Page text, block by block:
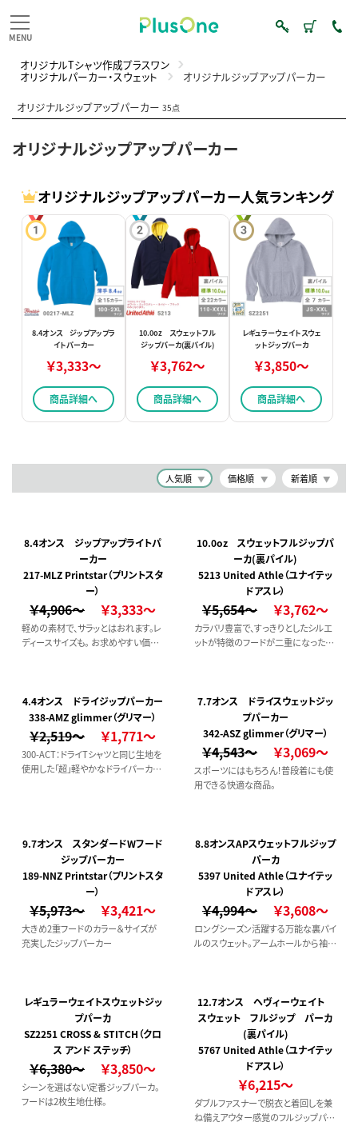
オリジナルTシャツ作成プラスワン
オリジナルパーカー・スウェット オリジナルジップアップパーカー
オリジナルジップアップパーカー35点
オリジナルジップアップパーカー
オリジナルジップアップパーカー人気ランキング
8.4オンス ジップアップラ
イトパーカー
￥3,333～
商品詳細へ
10.0oz スウェットフル
ジップパーカ(裏パイル)
￥3,762～
商品詳細へ
レギュラーウェイトスウェ
ットジップパーカ
￥3,850～
商品詳細へ
人気順 価格順 新着順
8.4オンス ジップアップライトパ
ーカー
217-MLZ Printstar（プリントスタ
ー）
￥4,906～ ￥3,333～
軽めの素材で、サラッとはおれます。レ
ディースサイズも。 お求めやすい価格
10.0oz スウェットフルジップパ
ーカ(裏パイル)
5213 United Athle（ユナイテッ
ドアスレ）
￥5,654～ ￥3,762～
カラバリ豊富で、すっきりとしたシルエ
ットが特徴のフードが二重になったジ
4.4オンス ドライジップパーカー
338-AMZ glimmer（グリマー）
￥2,519～ ￥1,771～
300-ACT：ドライTシャツと同じ生地を
使用した「超」軽やかなドライパーカー
7.7オンス ドライスウェットジッ
プパーカー
342-ASZ glimmer（グリマー）
￥4,543～ ￥3,069～
スポーツにはもちろん！普段着にも使
用できる快適な商品。
9.7オンス スタンダードWフード
ジップパーカー
189-NNZ Printstar（プリントスタ
ー）
￥5,973～ ￥3,421～
大きめ2重フードのカラー＆サイズが
充実したジップパーカー
8.8オンスAPスウェットフルジップ
パーカ
5397 United Athle（ユナイテッ
ドアスレ）
￥4,994～ ￥3,608～
ロングシーズン活躍する万能な裏パイ
ルのスウェット。アームホールから袖ま
着あっても困らない、ハイコスパプロ
ダクトです。
レギュラーウェイトスウェットジッ
プパーカ
SZ2251 CROSS & STITCH（クロ
ス アンド ステッチ）
￥6,380～ ￥3,850～
シーンを選ばない定番ジップパーカ。
フードは2枚生地仕様。
12.7オンス ヘヴィーウェイト
スウェット フルジップ パーカ
(裏パイル)
5767 United Athle（ユナイテッ
ドアスレ）
￥6,215～
ダブルファスナーで脱衣と着回しを兼
ね備えアウター感覚のフルジップパー